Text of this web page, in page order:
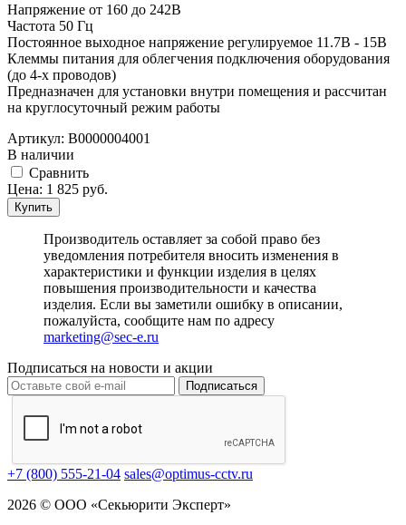
Напряжение от 160 до 242В
Частота 50 Гц
Постоянное выходное напряжение регулируемое 11.7В - 15В
Клеммы питания для облегчения подключения оборудования
(до 4-х проводов)
Предназначен для установки внутри помещения и рассчитан
на круглосуточный режим работы
Артикул: В0000004001
В наличии
Cравнить
Цена: 1 825 руб.
Купить
Производитель оставляет за собой право без
уведомления потребителя вносить изменения в
характеристики и функции изделия в целях
повышения производительности и качества
изделия. Если вы заметили ошибку в описании,
пожалуйста, сообщите нам по адресу
marketing@sec-e.ru
Подписаться на новости и акции
Подписаться
+7 (800) 555-21-04 sales@optimus-cctv.ru
2026 © ООО «Секьюрити Эксперт»